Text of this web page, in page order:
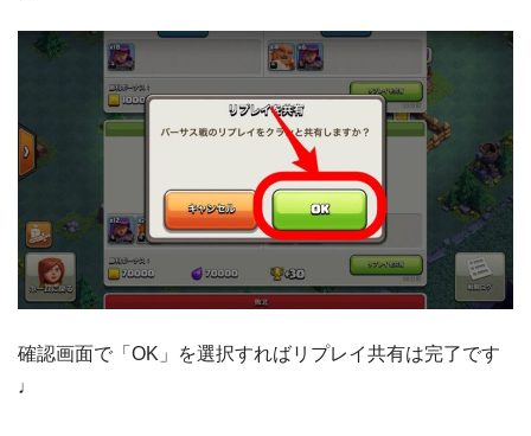
確認画面で「OK」を選択すればリプレイ共有は完了です
♩